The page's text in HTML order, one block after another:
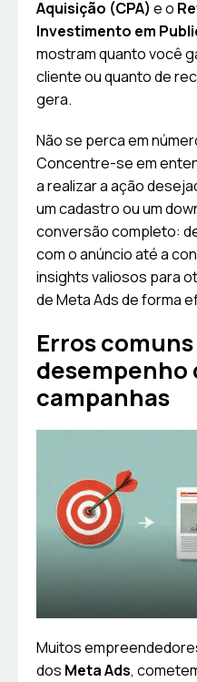
Aquisição (CPA) e o
Investimento em
mostram quanto você
cliente ou quanto de
gera.
Não se perca em
Concentre-se em
a realizar a ação
um cadastro ou um
conversão completo:
com o anúncio até a
insights valiosos para
de Meta Ads de forma
Erros
desempenho
campanhas
Muitos
dos Meta Ads,